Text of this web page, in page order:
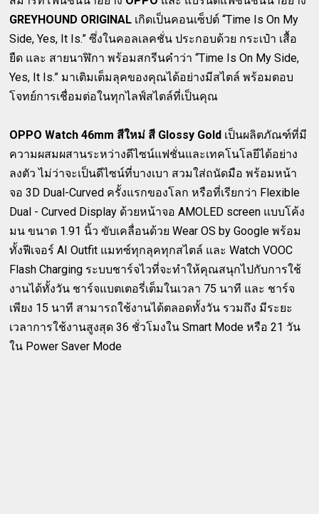
GREYHOUND ORIGINAL เกิดเป็นคอนเซ็ปต์ “Time Is On My
Side, Yes, It Is.” ซึ่งในคอลเลคชั่น ประกอบด้วย กระเป๋า เสื้อ
ยืด และ สายนาฬิกา พร้อมสกรีนคำว่า “Time Is On My Side,
Yes, It Is.” มาเติมเต็มลุคของคุณได้อย่างมีสไตล์ พร้อมตอบ
โจทย์การเชื่อมต่อในทุกไลฟ์สไตล์ที่เป็นคุณ
OPPO Watch 46mm สีใหม่ สี Glossy Gold เป็นผลิตภัณฑ์ที่มี
ความผสมผสานระหว่างดีไซน์แฟชั่นและเทคโนโลยีได้อย่าง
ลงตัว ไม่ว่าจะเป็นดีไซน์ที่บางเบา สวมใส่ถนัดมือ พร้อมหน้า
จอ 3D Dual-Curved ครั้งแรกของโลก หรือที่เรียกว่า Flexible
Dual - Curved Display ด้วยหน้าจอ AMOLED screen แบบโค้ง
มน ขนาด 1.91 นิ้ว ขับเคลื่อนด้วย Wear OS by Google พร้อม
ทั้งฟีเจอร์ AI Outfit แมทซ์ทุกลุคทุกสไตล์ และ Watch VOOC
Flash Charging ระบบชาร์จไวที่จะทำให้คุณสนุกไปกับการใช้
งานได้ทั้งวัน ชาร์จแบตเตอรี่เต็มในเวลา 75 นาที และ ชาร์จ
เพียง 15 นาที สามารถใช้งานได้ตลอดทั้งวัน รวมถึง มีระยะ
เวลาการใช้งานสูงสุด 36 ชั่วโมงใน Smart Mode หรือ 21 วัน
ใน Power Saver Mode